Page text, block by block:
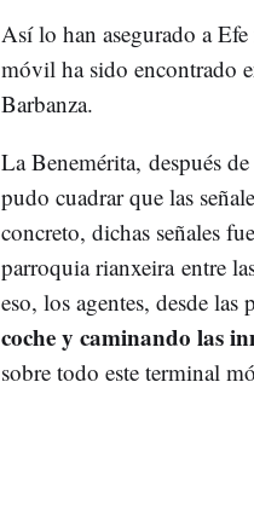
Así lo han asegurado a
móvil ha sido encontrado
Barbanza.
La Benemérita, después
pudo cuadrar que las
concreto, dichas señales
parroquia rianxeira entre
eso, los agentes, desde las
coche y caminando las
sobre todo este terminal